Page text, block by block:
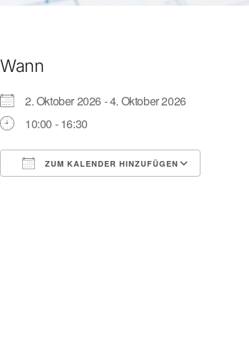
Wann
2. Oktober 2026 - 4. Oktober 2026
10:00 - 16:30
ZUM KALENDER HINZUFÜGEN